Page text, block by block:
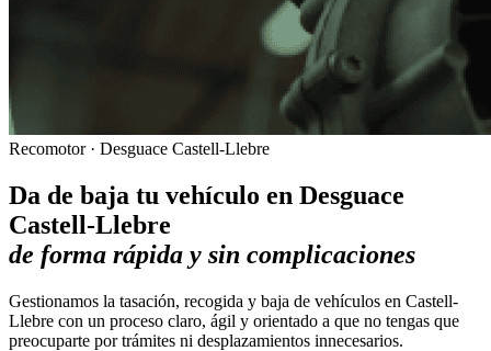
Recomotor · Desguace Castell-Llebre
Da de baja tu vehículo en Desguace
Castell-Llebre
de forma rápida y sin complicaciones
Gestionamos la tasación, recogida y baja de vehículos en Castell-
Llebre con un proceso claro, ágil y orientado a que no tengas que
preocuparte por trámites ni desplazamientos innecesarios.